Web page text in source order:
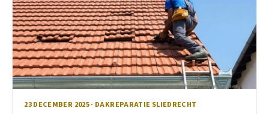
23 DECEMBER 2025 · DAKREPARATIE SLIEDRECHT